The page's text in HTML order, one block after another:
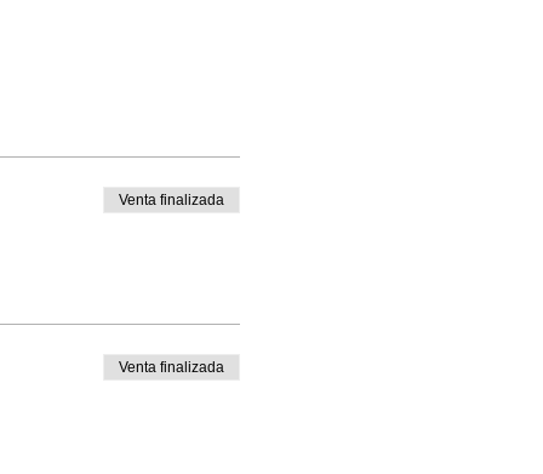
Venta finalizada
Venta finalizada